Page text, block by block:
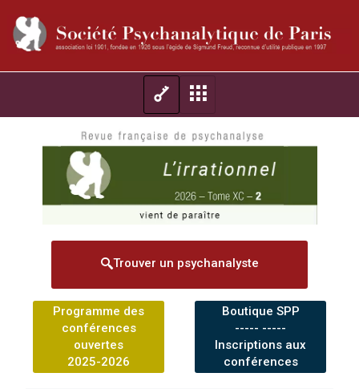
Trouver un psychanalyste
Programme des
conférences
ouvertes
2025-2026
Boutique SPP
----- -----
Inscriptions aux
conférences